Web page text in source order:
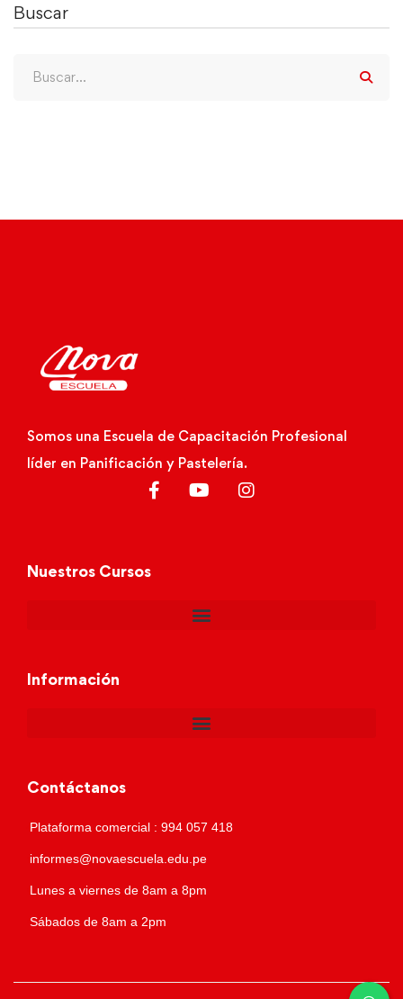
Buscar
Somos una Escuela de Capacitación Profesional
líder en Panificación y Pastelería.
Nuestros Cursos
Información
Contáctanos
Plataforma comercial : 994 057 418
informes@novaescuela.edu.pe
Lunes a viernes de 8am a 8pm
Sábados de 8am a 2pm